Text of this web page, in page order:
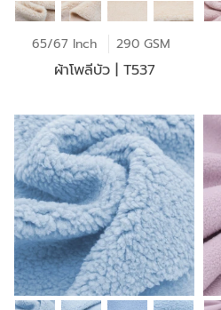
65/67 Inch 290 GSM
ผ้าโพลีบัว | T537